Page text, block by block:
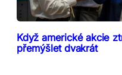
Když americké akcie
přemýšlet dvakrát